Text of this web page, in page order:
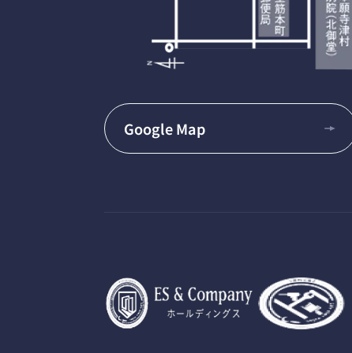
Google Map